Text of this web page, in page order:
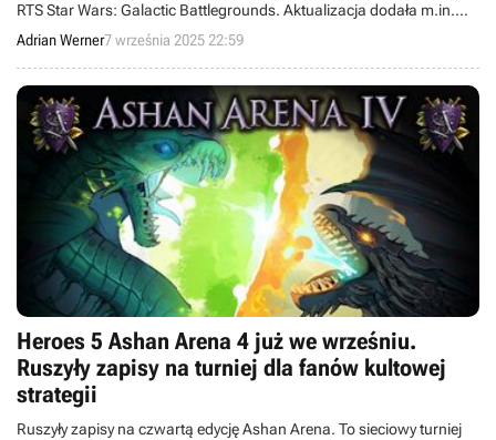
RTS Star Wars: Galactic Battlegrounds. Aktualizacja dodała m.in.
nową kampanię fabularną oraz umożliwiła rywalizowanie z AI na
pokojowe cele.
Adrian Werner7 września 2025 22:59
Heroes 5 Ashan Arena 4 już we wrześniu.
Ruszyły zapisy na turniej dla fanów kultowej
strategii
Ruszyły zapisy na czwartą edycję Ashan Arena. To sieciowy turniej